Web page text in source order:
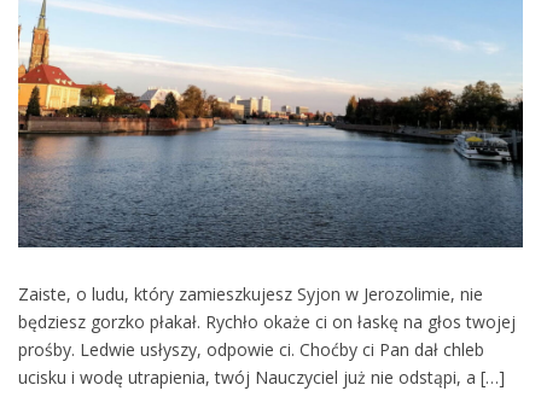
Zaiste, o ludu, który zamieszkujesz Syjon w Jerozolimie, nie
będziesz gorzko płakał. Rychło okaże ci on łaskę na głos twojej
prośby. Ledwie usłyszy, odpowie ci. Choćby ci Pan dał chleb
ucisku i wodę utrapienia, twój Nauczyciel już nie odstąpi, a […]